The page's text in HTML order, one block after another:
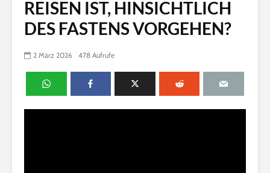
REISEN IST, HINSICHTLICH
DES FASTENS VORGEHEN?
2 März 2026 478 Aufrufe